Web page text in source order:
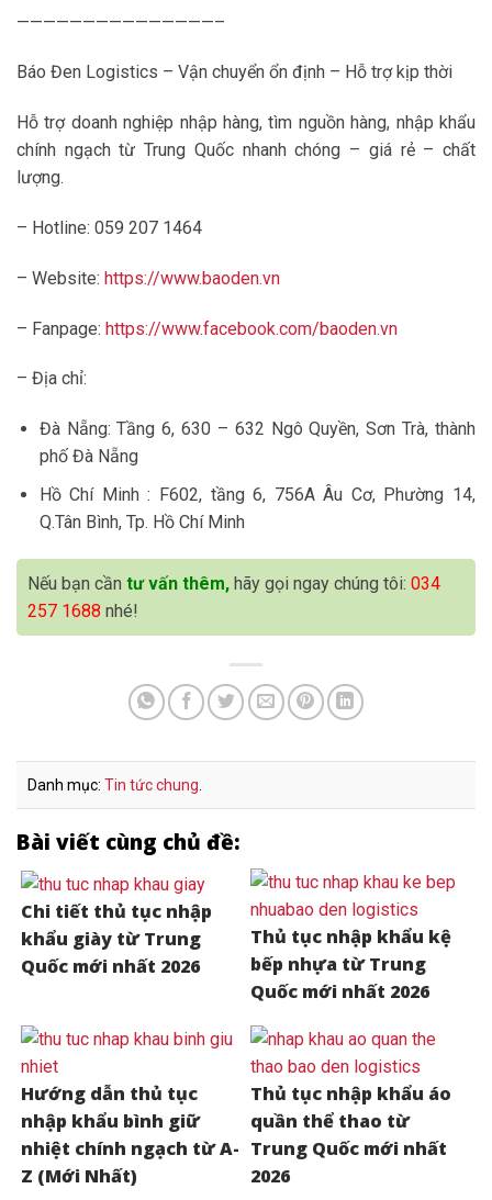
———————————————–
Báo Đen Logistics – Vận chuyển ổn định – Hỗ trợ kịp thời
Hỗ trợ doanh nghiệp nhập hàng, tìm nguồn hàng, nhập khẩu
chính ngạch từ Trung Quốc nhanh chóng – giá rẻ – chất
lượng.
– Hotline: 059 207 1464
– Website: https://www.baoden.vn
– Fanpage: https://www.facebook.com/baoden.vn
– Địa chỉ:
Đà Nẵng: Tầng 6, 630 – 632 Ngô Quyền, Sơn Trà, thành
phố Đà Nẵng
Hồ Chí Minh : F602, tầng 6, 756A Âu Cơ, Phường 14,
Q.Tân Bình, Tp. Hồ Chí Minh
Nếu bạn cần tư vấn thêm, hãy gọi ngay chúng tôi: 034
257 1688 nhé!
Danh mục: Tin tức chung
Bài viết cùng chủ đề:
Chi tiết thủ tục nhập
khẩu giày từ Trung
Quốc mới nhất 2026
Thủ tục nhập khẩu kệ
bếp nhựa từ Trung
Quốc mới nhất 2026
Hướng dẫn thủ tục
nhập khẩu bình giữ
nhiệt chính ngạch từ A-
Z (Mới Nhất)
Thủ tục nhập khẩu áo
quần thể thao từ
Trung Quốc mới nhất
2026